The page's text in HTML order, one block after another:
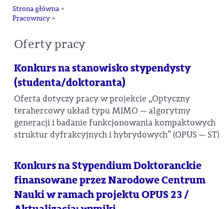
Strona główna »
Pracownicy »
Oferty pracy
Konkurs na stanowisko stypendysty
(studenta/doktoranta)
Oferta dotyczy pracy w projekcie „Optyczny
terahercowy układ typu MIMO — algorytmy
generacji i badanie funkcjonowania kompaktowych
struktur dyfrakcyjnych i hybrydowych” (OPUS — ST)
Konkurs na Stypendium Doktoranckie
finansowane przez Narodowe Centrum
Nauki w ramach projektu OPUS 23 /